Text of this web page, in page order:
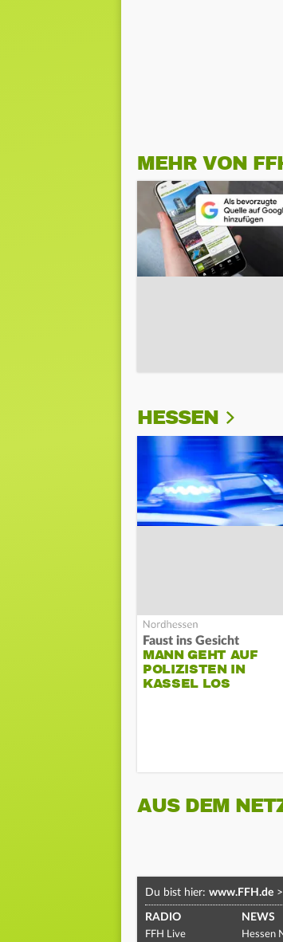
MEHR VON
HESSEN
Faust ins Gesicht
MANN GEHT AUF
POLIZISTEN IN
KASSEL LOS
AUS DEM
Du bist hier: www.FFH.de
RADIO
FFH Live
NEWS
Hessen